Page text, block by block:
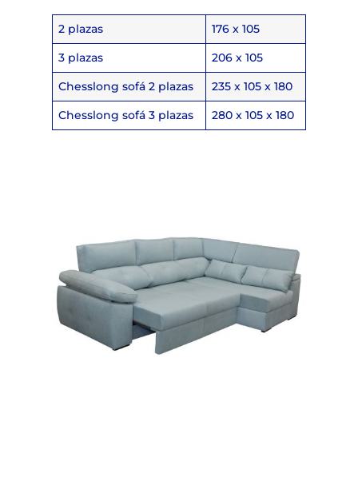
2 plazas
176 x 105
3 plazas
206 x 105
Chesslong sofá 2 plazas
235 x 105 x 180
Chesslong sofá 3 plazas
280 x 105 x 180